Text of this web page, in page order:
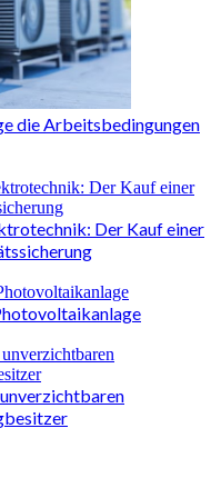
die Arbeitsbedingungen
Der Kauf einer